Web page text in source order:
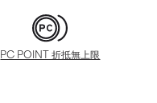
PC POINT 折抵無上限